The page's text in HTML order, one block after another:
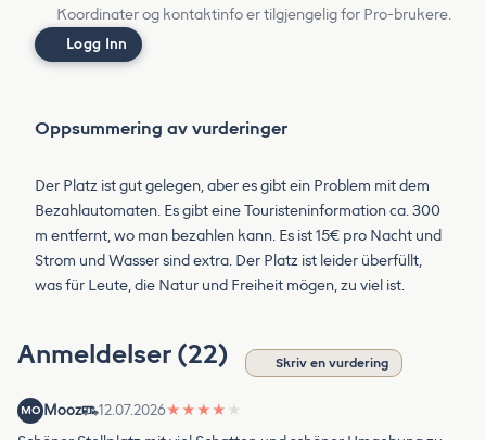
Koordinater og kontaktinfo er tilgjengelig for Pro-brukere.
Logg Inn
Oppsummering av vurderinger
Der Platz ist gut gelegen, aber es gibt ein Problem mit dem
Bezahlautomaten. Es gibt eine Touristeninformation ca. 300
m entfernt, wo man bezahlen kann. Es ist 15€ pro Nacht und
Strom und Wasser sind extra. Der Platz ist leider überfüllt,
was für Leute, die Natur und Freiheit mögen, zu viel ist.
Anmeldelser (22) Skriv en vurdering
MO Mooz 12.07.2026★ ★ ★ ★ ★